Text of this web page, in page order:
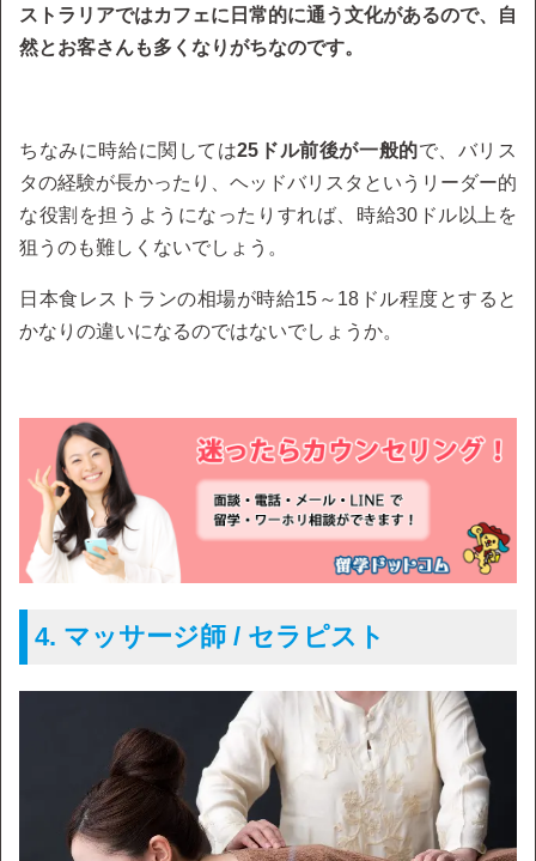
ストラリアではカフェに日常的に通う文化があるので、自
然とお客さんも多くなりがちなのです。
ちなみに時給に関しては25ドル前後が一般的で、バリス
タの経験が長かったり、ヘッドバリスタというリーダー的
な役割を担うようになったりすれば、時給30ドル以上を
狙うのも難しくないでしょう。
日本食レストランの相場が時給15～18ドル程度とすると
かなりの違いになるのではないでしょうか。
4. マッサージ師 / セラピスト